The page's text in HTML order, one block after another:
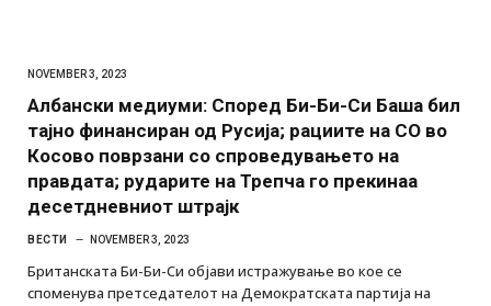
NOVEMBER 3, 2023
Албански медиуми: Според Би-Би-Си Баша бил
тајно финансиран од Русија; рациите на СО во
Косово поврзани со спроведувањето на
правдата; рударите на Трепча го прекинаа
десетдневниот штрајк
ВЕСТИ NOVEMBER 3, 2023
Британската Би-Би-Си објави истражување во кое се
споменува претседателот на Демократската партија на